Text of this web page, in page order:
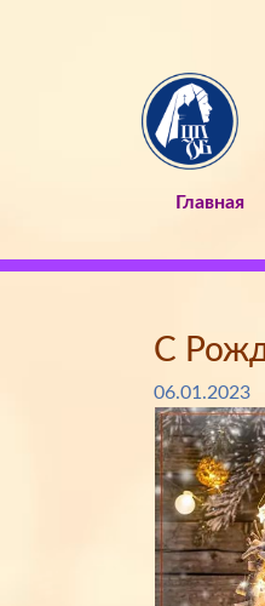
Главная
С
06.01.2023